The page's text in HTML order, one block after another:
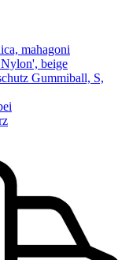
mahagoni
beige
Gummiball, S,